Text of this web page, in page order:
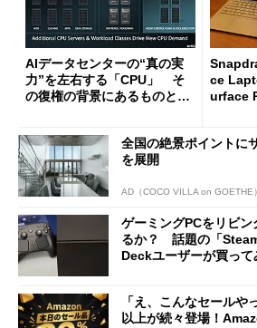
AIデータセンターの“真の実
力”を左右する「CPU」 そ
の復権の背景にあるものと
ce
urface
た
全国の絶景ポイントに
を展開
AD（COCO VILLA on GOETHE）
ゲーミングPCをリビ
るか？ 話題の「
Deckユーザーが買って
「え、こんなセールや
以上が続々登場！